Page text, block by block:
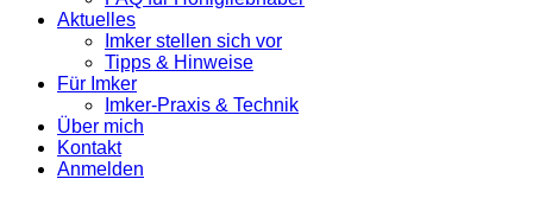
Aktuelles
Imker stellen sich vor
Tipps & Hinweise
Für Imker
Imker-Praxis & Technik
Über mich
Kontakt
Anmelden